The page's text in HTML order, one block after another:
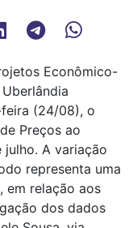
Econômico-
(24/08), o
Preços ao
julho. A variação
representa uma
em relação aos
dos dados